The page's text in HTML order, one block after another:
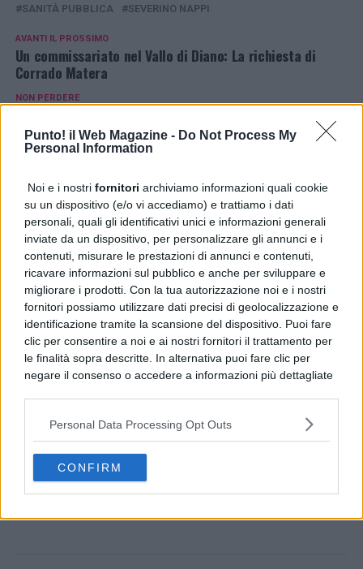
Punto! il Web Magazine - Do Not Process My
Personal Information
Noi e i nostri fornitori archiviamo informazioni quali cookie
su un dispositivo (e/o vi accediamo) e trattiamo i dati
personali, quali gli identificativi unici e informazioni generali
inviate da un dispositivo, per personalizzare gli annunci e i
contenuti, misurare le prestazioni di annunci e contenuti,
ricavare informazioni sul pubblico e anche per sviluppare e
migliorare i prodotti. Con la tua autorizzazione noi e i nostri
fornitori possiamo utilizzare dati precisi di geolocalizzazione e
identificazione tramite la scansione del dispositivo. Puoi fare
clic per consentire a noi e ai nostri fornitori il trattamento per
le finalità sopra descritte. In alternativa puoi fare clic per
negare il consenso o accedere a informazioni più dettagliate
possono non richiedere il tuo consenso, ma hai il diritto di
opporti a tale trattamento. Le tue preferenze si
preferenze in qualsiasi momento ritornando su questo sito o
consultando la nostrainformativa sulla riservatezza.
Personal Data Processing Opt Outs
CONFIRM
SANITÀ PUBBLICA
SEVERINO NAPPI
AVANTI IL ​​PROSSIMO
Un commissariato nel Vallo di Diano: La richiesta di
Corrado Matera
NON PERDERE
di Sarnataro e Maggioranza